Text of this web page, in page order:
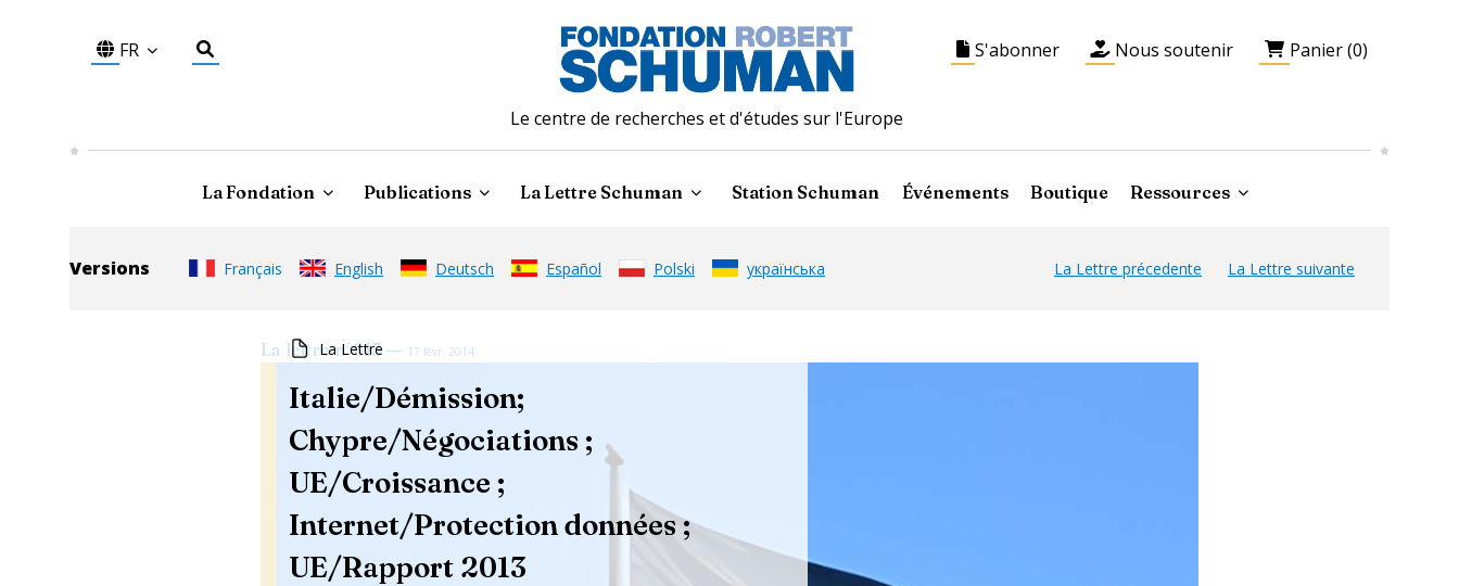
FR
Le centre de recherches et d'études sur l'Europe
S'abonner Nous soutenir Panier (0)
La Fondation Publications La Lettre Schuman Station Schuman Événements Boutique Ressources
Versions Français English Deutsch Español Polski українська La Lettre précedente La Lettre suivante
La lettren°613— 17 févr. 2014
La Lettre
Italie/Démission;
Chypre/Négociations ;
UE/Croissance ;
Internet/Protection données ;
UE/Rapport 2013